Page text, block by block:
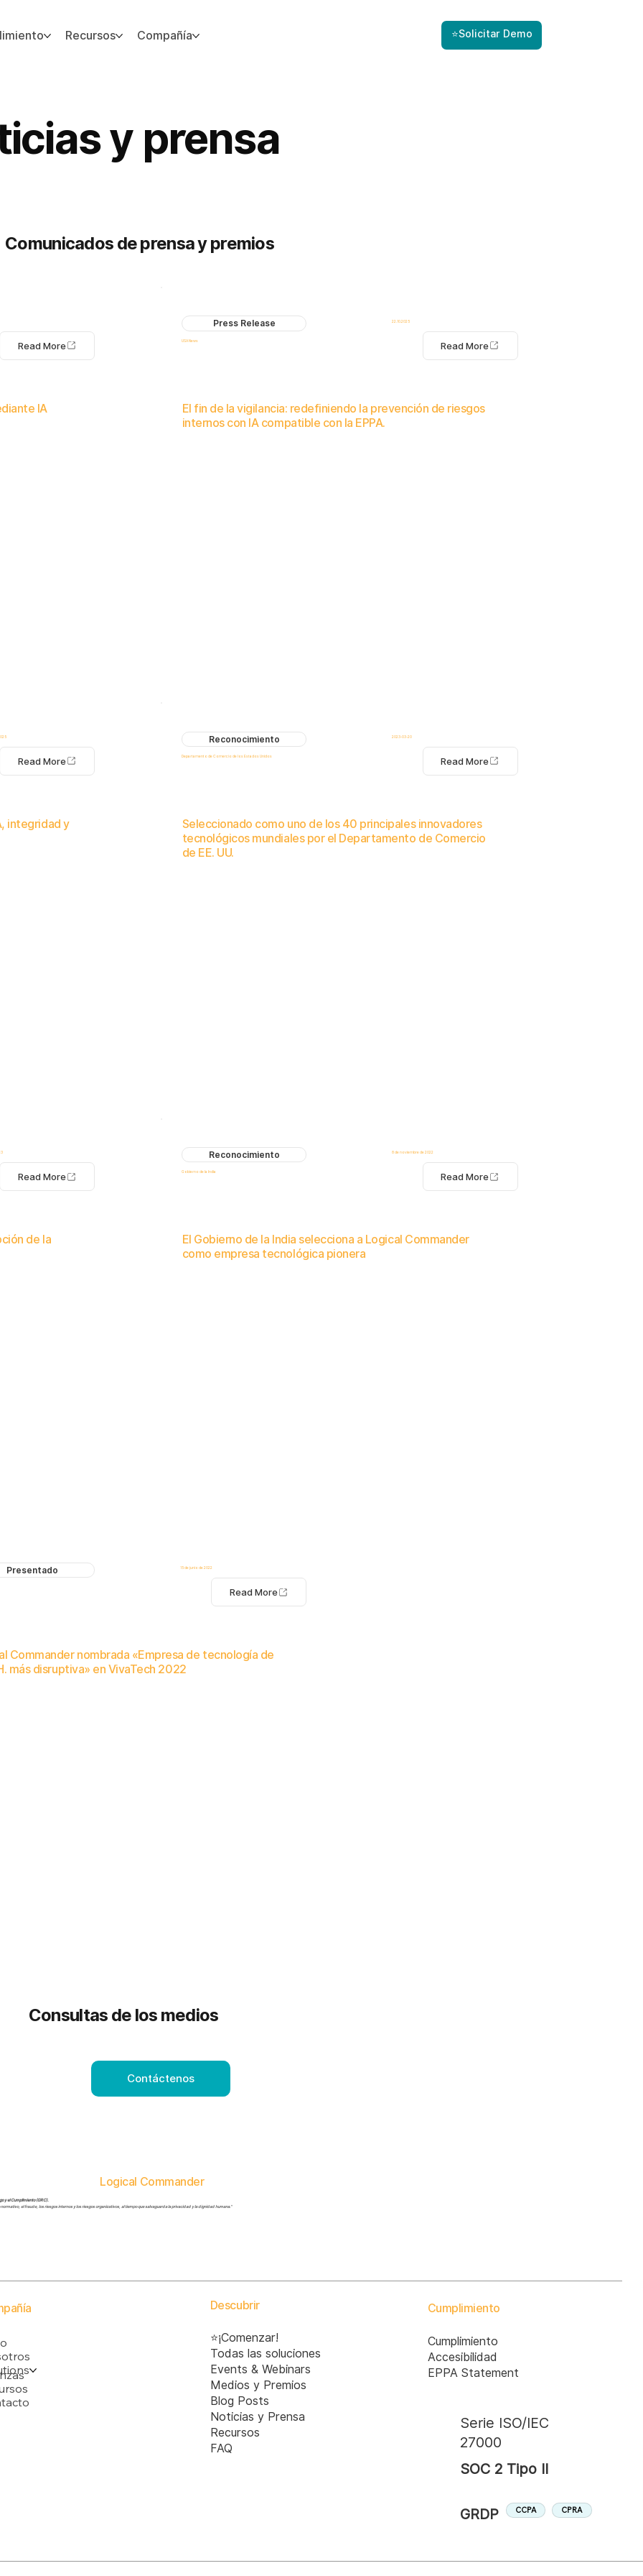
Recursos Compañía ⭐Solicitar Demo
y prensa
Comunicados de prensa y premios
Read More
IA
Press Release 22.10.2025
USA News Read More
El fin de la vigilancia: redefiniendo la prevención de riesgos
internos con IA compatible con la EPPA.
Read More
integridad y
Reconocimiento 2023-03-20
Departamento de Comercio de los Estados Unidos Read More
Seleccionado como uno de los 40 principales innovadores
tecnológicos mundiales por el Departamento de Comercio
de EE. UU.
Read More
de la
Reconocimiento 8 de noviembre de 2022
Gobierno de la India Read More
El Gobierno de la India selecciona a Logical Commander
como empresa tecnológica pionera
Presentado 15 de junio de 2022
Read More
Commander nombrada «Empresa de tecnología de
más disruptiva» en VivaTech 2022
Consultas de los medios
Contáctenos
y el Cumplimiento (GRC).
el fraude, los riesgos internos y los riesgos organizativos, al tiempo que salvaguarda la privacidad y la dignidad humana."
Logical Commander
Descubrir
⭐¡Comenzar!
Todas las soluciones
Events & Webinars
Medios y Premios
Blog Posts
Noticias y Prensa
Recursos
FAQ
Cumplimiento
Cumplimiento
Accesibilidad
EPPA Statement
Serie ISO/IEC
27000
SOC 2 Tipo II
GRDP CCPA CPRA